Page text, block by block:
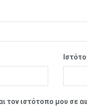
τον ιστότοπο μου σε